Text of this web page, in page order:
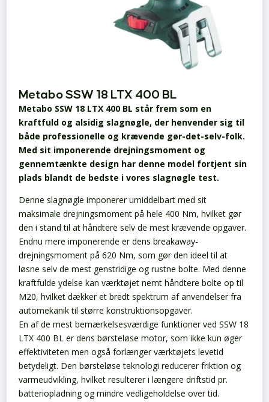
Metabo SSW 18 LTX 400 BL
Metabo SSW 18 LTX 400 BL står frem som en
kraftfuld og alsidig slagnøgle, der henvender sig til
både professionelle og krævende gør-det-selv-folk.
Med sit imponerende drejningsmoment og
gennemtænkte design har denne model fortjent sin
plads blandt de bedste i vores slagnøgle test.
Denne slagnøgle imponerer umiddelbart med sit
maksimale drejningsmoment på hele 400 Nm, hvilket gør
den i stand til at håndtere selv de mest krævende opgaver.
Endnu mere imponerende er dens breakaway-
drejningsmoment på 620 Nm, som gør den ideel til at
løsne selv de mest genstridige og rustne bolte. Med denne
kraftfulde ydelse kan værktøjet nemt håndtere bolte op til
M20, hvilket dækker et bredt spektrum af anvendelser fra
automekanik til større konstruktionsopgaver.
En af de mest bemærkelsesværdige funktioner ved SSW 18
LTX 400 BL er dens børsteløse motor, som ikke kun øger
effektiviteten men også forlænger værktøjets levetid
betydeligt. Den børsteløse teknologi reducerer friktion og
varmeudvikling, hvilket resulterer i længere driftstid pr.
batteriopladning og mindre vedligeholdelse over tid.